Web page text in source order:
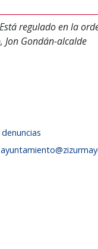
regulado en la
Gondán-alcalde